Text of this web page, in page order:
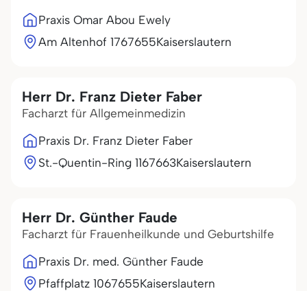
Praxis Omar Abou Ewely
Am Altenhof 1767655Kaiserslautern
Herr Dr. Franz Dieter Faber
Facharzt für Allgemeinmedizin
Praxis Dr. Franz Dieter Faber
St.-Quentin-Ring 1167663Kaiserslautern
Herr Dr. Günther Faude
Facharzt für Frauenheilkunde und Geburtshilfe
Praxis Dr. med. Günther Faude
Pfaffplatz 1067655Kaiserslautern